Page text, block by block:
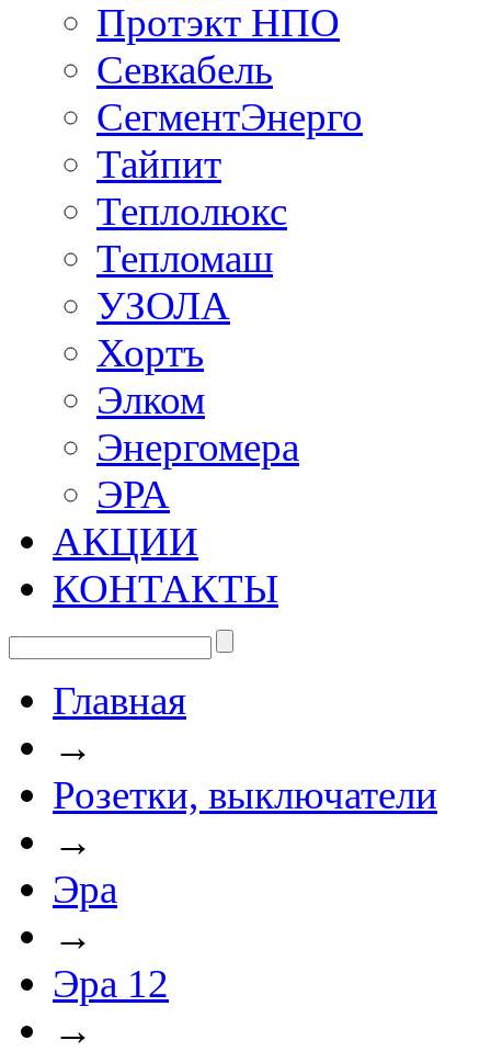
Протэкт НПО
Севкабель
СегментЭнерго
Тайпит
Теплолюкс
Тепломаш
УЗОЛА
Хортъ
Элком
Энергомера
ЭРА
АКЦИИ
КОНТАКТЫ
Главная
→
Розетки, выключатели
→
Эра
→
Эра 12
→